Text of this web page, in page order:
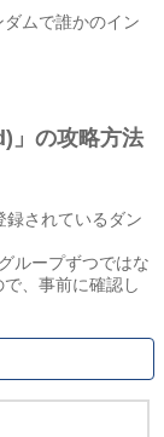
ムで誰かのイン
」の攻略方法
録されているダン
ループずつではな
、事前に確認し